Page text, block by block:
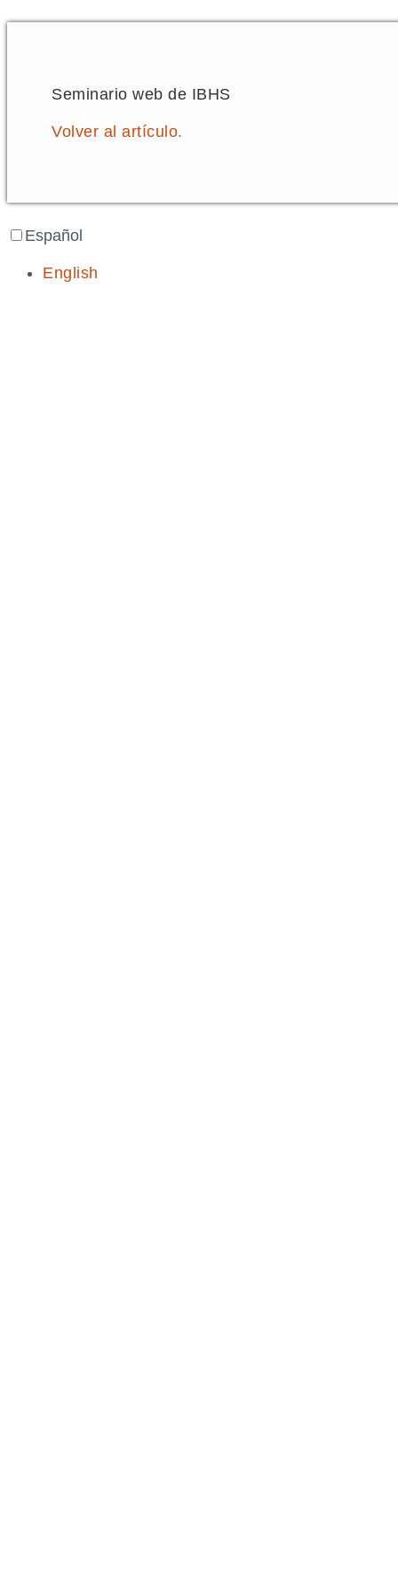
Seminario web de IBHS
Volver al artículo.
Español
English